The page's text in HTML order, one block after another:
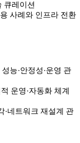
큐레이션
사례와 인프라 전환
능·안정성·운영 관
운영·자동화 체계
·네트워크 재설계 관